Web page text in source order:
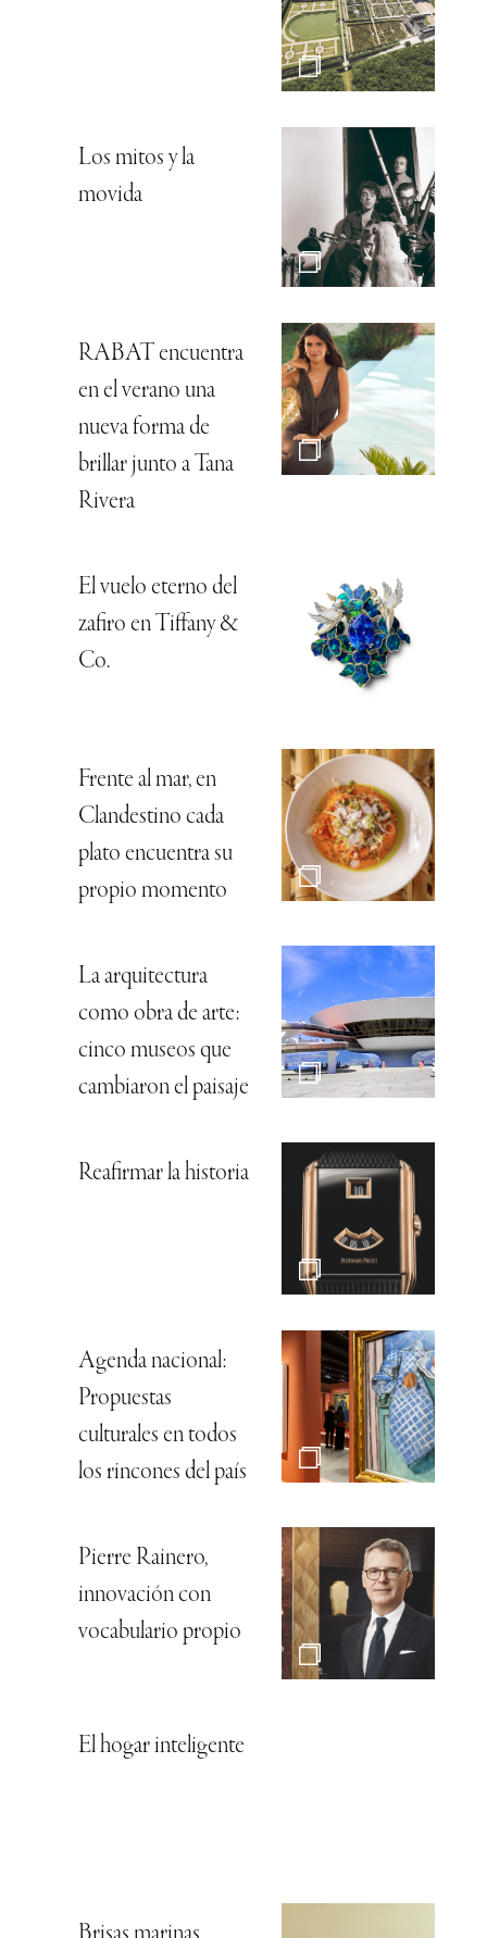
Los mitos y la
movida
RABAT encuentra
en el verano una
nueva forma de
brillar junto a Tana
Rivera
El vuelo eterno del
zafiro en Tiffany &
Co.
Frente al mar, en
Clandestino cada
plato encuentra su
propio momento
La arquitectura
como obra de arte:
cinco museos que
cambiaron el paisaje
Reafirmar la historia
Agenda nacional:
Propuestas
culturales en todos
los rincones del país
Pierre Rainero,
innovación con
vocabulario propio
El hogar inteligente